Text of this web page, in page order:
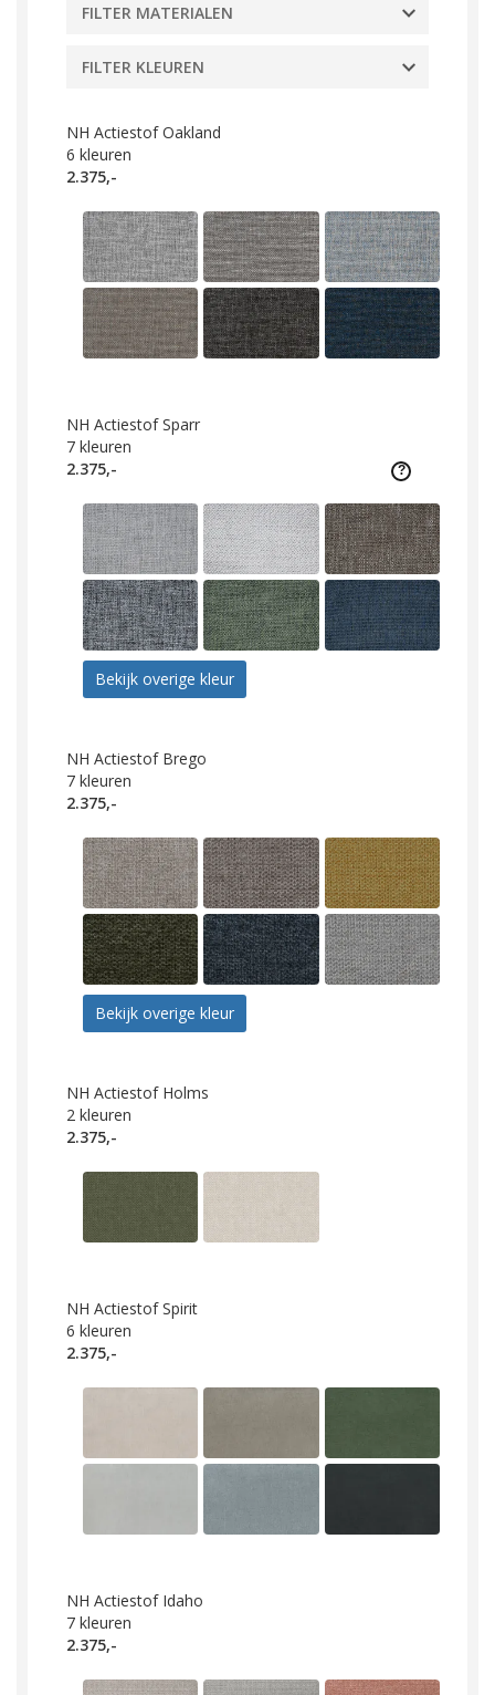
FILTER MATERIALEN
FILTER KLEUREN
NH Actiestof Oakland
6 kleuren
2.375,-
NH Actiestof Sparr
7 kleuren
2.375,-
Bekijk overige kleur
NH Actiestof Brego
7 kleuren
2.375,-
Bekijk overige kleur
NH Actiestof Holms
2 kleuren
2.375,-
NH Actiestof Spirit
6 kleuren
2.375,-
NH Actiestof Idaho
7 kleuren
2.375,-